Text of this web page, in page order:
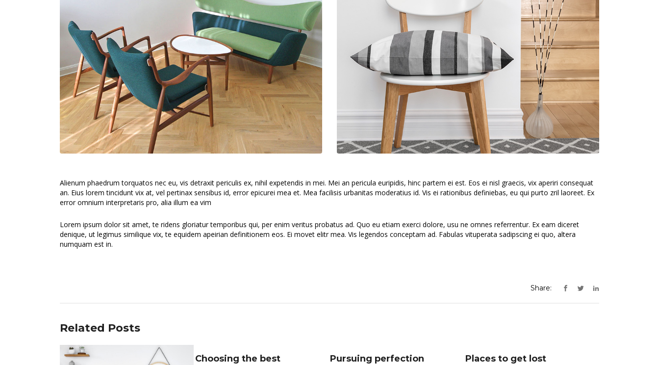
Alienum phaedrum torquatos nec eu, vis detraxit periculis ex, nihil expetendis in mei. Mei an pericula euripidis, hinc partem ei est. Eos ei nisl graecis, vix aperiri consequat
an. Eius lorem tincidunt vix at, vel pertinax sensibus id, error epicurei mea et. Mea facilisis urbanitas moderatius id. Vis ei rationibus definiebas, eu qui purto zril laoreet. Ex
error omnium interpretaris pro, alia illum ea vim
Lorem ipsum dolor sit amet, te ridens gloriatur temporibus qui, per enim veritus probatus ad. Quo eu etiam exerci dolore, usu ne omnes referrentur. Ex eam diceret
denique, ut legimus similique vix, te equidem apeirian definitionem eos. Ei movet elitr mea. Vis legendos conceptam ad. Fabulas vituperata sadipscing ei quo, altera
numquam est in.
Share:
Related Posts
Choosing the best Pursuing perfection Places to get lost